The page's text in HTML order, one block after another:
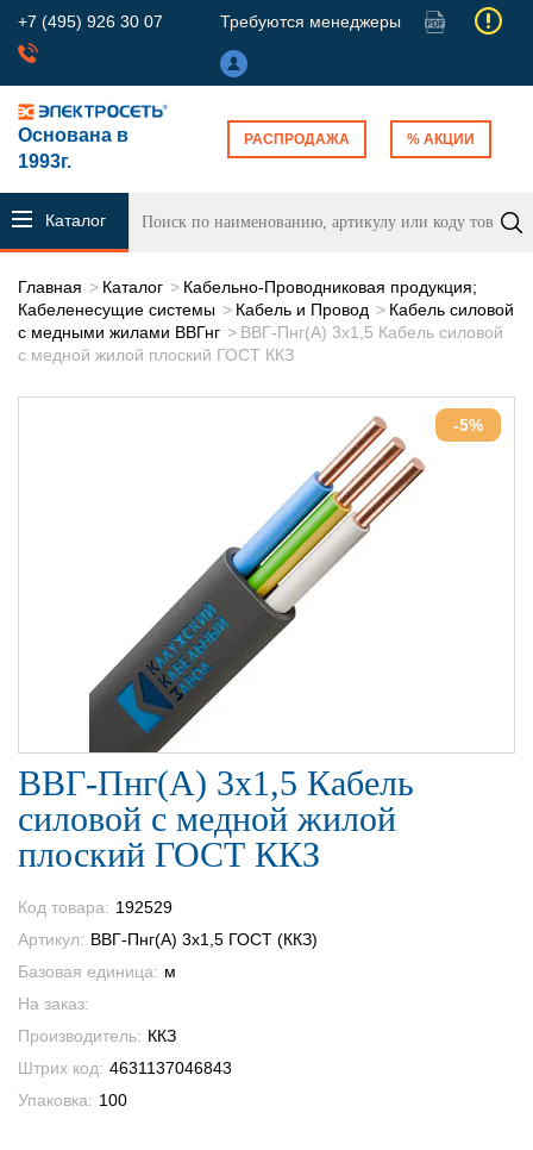
+7 (495) 926 30 07 Требуются менеджеры
Основана в
1993г.
РАСПРОДАЖА % АКЦИИ
Каталог
Главная Каталог
Кабельно-Проводниковая продукция;
Кабеленесущие системы
Кабель и Провод
Кабель силовой
с медными жилами ВВГнг
ВВГ-Пнг(А) 3х1,5 Кабель силовой
с медной жилой плоский ГОСТ ККЗ
-5%
ВВГ-Пнг(А) 3х1,5 Кабель
силовой с медной жилой
плоский ГОСТ ККЗ
Код товара: 192529
Артикул: ВВГ-Пнг(А) 3х1,5 ГОСТ (ККЗ)
Базовая единица: м
На заказ:
Производитель: ККЗ
Штрих код: 4631137046843
Упаковка: 100